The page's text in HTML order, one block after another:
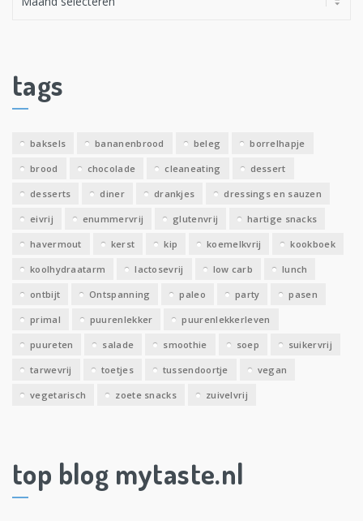
e
v
tags
baksels bananenbrood beleg borrelhapje
brood chocolade cleaneating dessert
desserts diner drankjes dressings en sauzen
eivrij enummervrij glutenvrij hartige snacks
havermout kerst kip koemelkvrij kookboek
koolhydraatarm lactosevrij low carb lunch
ontbijt Ontspanning paleo party pasen
primal puurenlekker puurenlekkerleven
puureten salade smoothie soep suikervrij
tarwevrij toetjes tussendoortje vegan
vegetarisch zoete snacks zuivelvrij
top blog mytaste.nl